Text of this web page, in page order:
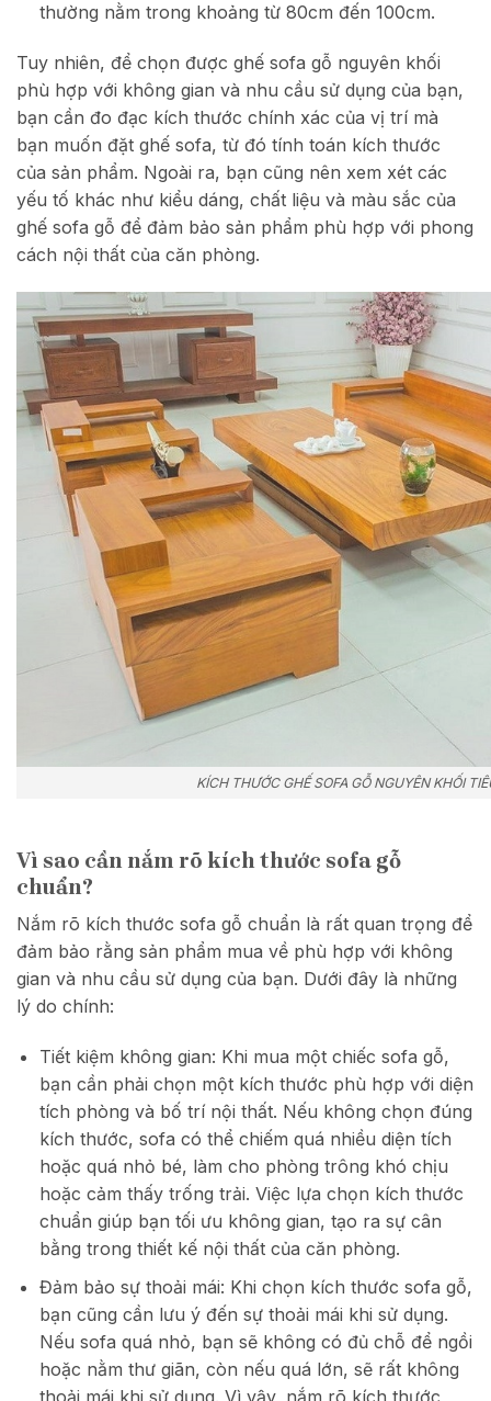
thường nằm trong khoảng từ 80cm đến 100cm.
Tuy nhiên, để chọn được ghế sofa gỗ nguyên khối
phù hợp với không gian và nhu cầu sử dụng của bạn,
bạn cần đo đạc kích thước chính xác của vị trí mà
bạn muốn đặt ghế sofa, từ đó tính toán kích thước
của sản phẩm. Ngoài ra, bạn cũng nên xem xét các
yếu tố khác như kiểu dáng, chất liệu và màu sắc của
ghế sofa gỗ để đảm bảo sản phẩm phù hợp với phong
cách nội thất của căn phòng.
KÍCH THƯỚC GHẾ SOFA GỖ NGUYÊN KHỐI
Vì sao cần nắm rõ kích thước sofa gỗ
chuẩn?
Nắm rõ kích thước sofa gỗ chuẩn là rất quan trọng để
đảm bảo rằng sản phẩm mua về phù hợp với không
gian và nhu cầu sử dụng của bạn. Dưới đây là những
lý do chính:
Tiết kiệm không gian: Khi mua một chiếc sofa gỗ,
bạn cần phải chọn một kích thước phù hợp với diện
tích phòng và bố trí nội thất. Nếu không chọn đúng
kích thước, sofa có thể chiếm quá nhiều diện tích
hoặc quá nhỏ bé, làm cho phòng trông khó chịu
hoặc cảm thấy trống trải. Việc lựa chọn kích thước
chuẩn giúp bạn tối ưu không gian, tạo ra sự cân
bằng trong thiết kế nội thất của căn phòng.
Đảm bảo sự thoải mái: Khi chọn kích thước sofa gỗ,
bạn cũng cần lưu ý đến sự thoải mái khi sử dụng.
Nếu sofa quá nhỏ, bạn sẽ không có đủ chỗ để ngồi
hoặc nằm thư giãn, còn nếu quá lớn, sẽ rất không
thoải mái khi sử dụng. Vì vậy, nắm rõ kích thước